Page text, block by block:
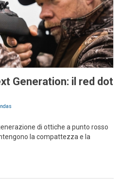
Generation: il red dot
di ottiche a punto rosso
la compattezza e la